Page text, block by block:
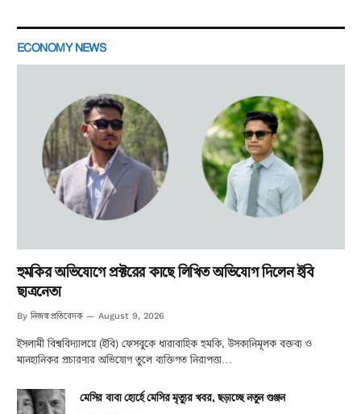
ECONOMY NEWS
হুমকির অভিযোগে প্রক্টরের কাছে লিখিত অভিযোগ দিলেন ইবি
ছাত্রনেতা
By নিজস্ব প্রতিবেদক August 9, 2026
ইসলামী বিশ্ববিদ্যালয়ে (ইবি) ফেসবুকে ধারাবাহিক হুমকি, উসকানিমূলক বক্তব্য ও
মানহানিকর প্রচারণার অভিযোগ তুলে ব্যক্তিগত নিরাপত্তা…
মেসির বাবা হোর্হে মেসির মৃত্যুর খবর, ছড়াচ্ছে নতুন গুঞ্জন